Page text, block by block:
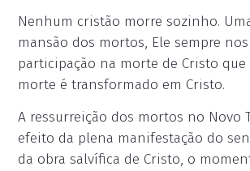
Nenhum cristão morre sozinho.
mansão dos mortos, Ele sempre
participação na morte de Cristo
morte é transformado em Cristo.
A ressurreição dos mortos no
efeito da plena manifestação do
da obra salvífica de Cristo, o